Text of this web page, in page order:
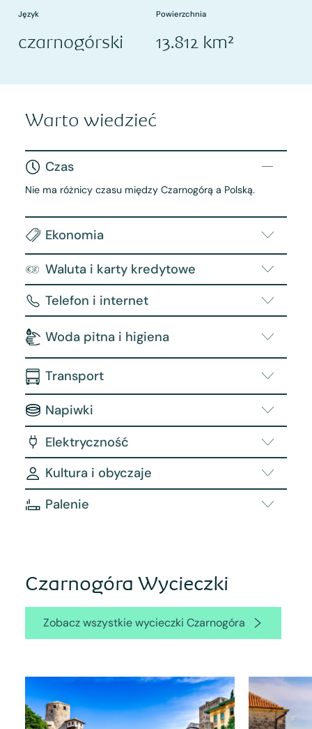
Język
czarnogórski
Powierzchnia
13.812 km²
Warto wiedzieć
Czas
Nie ma różnicy czasu między Czarnogórą a Polską.
Ekonomia
Waluta i karty kredytowe
Telefon i internet
Woda pitna i higiena
Transport
Napiwki
Elektryczność
Kultura i obyczaje
Palenie
Czarnogóra Wycieczki
Zobacz wszystkie wycieczki Czarnogóra